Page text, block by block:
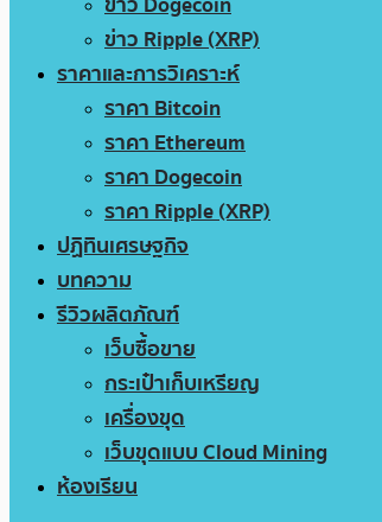
ข่าว Ripple (XRP)
ราคาและการวิเคราะห์
ราคา Bitcoin
ราคา Ethereum
ราคา Dogecoin
ราคา Ripple (XRP)
ปฏิทินเศรษฐกิจ
บทความ
รีวิวผลิตภัณฑ์
เว็บซื้อขาย
กระเป๋าเก็บเหรียญ
เครื่องขุด
เว็บขุดแบบ Cloud Mining
ห้องเรียน